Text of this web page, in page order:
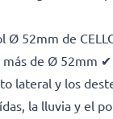
52mm de
más de Ø
lateral y los
la lluvia y el